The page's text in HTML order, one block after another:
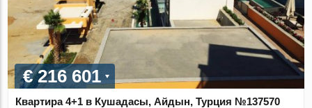
€ 216 601
Квартира 4+1 в Кушадасы, Айдын, Турция №137570